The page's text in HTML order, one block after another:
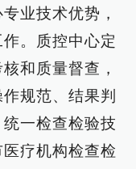
业技术优势，
。质控中心定
和质量督查，
规范、结果判
一检查检验技
疗机构检查检